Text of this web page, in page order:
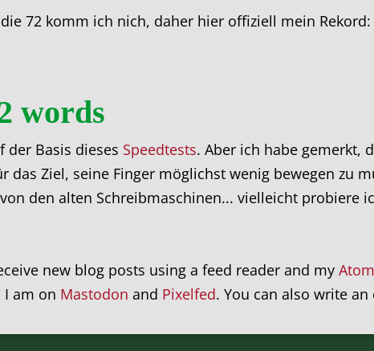
72 komm ich nich, daher hier offiziell mein Rekord:
words
der Basis dieses Speedtests. Aber ich habe gemerkt,
das Ziel, seine Finger möglichst wenig bewegen zu
den alten Schreibmaschinen... vielleicht probiere
new blog posts using a feed reader and my
I am on Mastodon and Pixelfed. You can also write